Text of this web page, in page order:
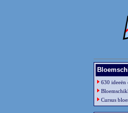
630 ideeën
Cursus